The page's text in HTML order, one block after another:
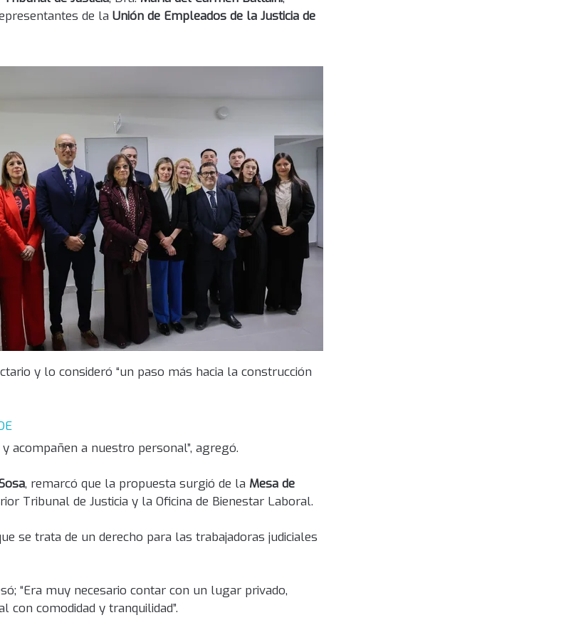
de la Unión de Empleados de la Justicia de
y lo consideró “un paso más hacia la construcción
acompañen a nuestro personal”, agregó.
, remarcó que la propuesta surgió de la Mesa de
Tribunal de Justicia y la Oficina de Bienestar Laboral.
se trata de un derecho para las trabajadoras judiciales
“Era muy necesario contar con un lugar privado,
comodidad y tranquilidad”.